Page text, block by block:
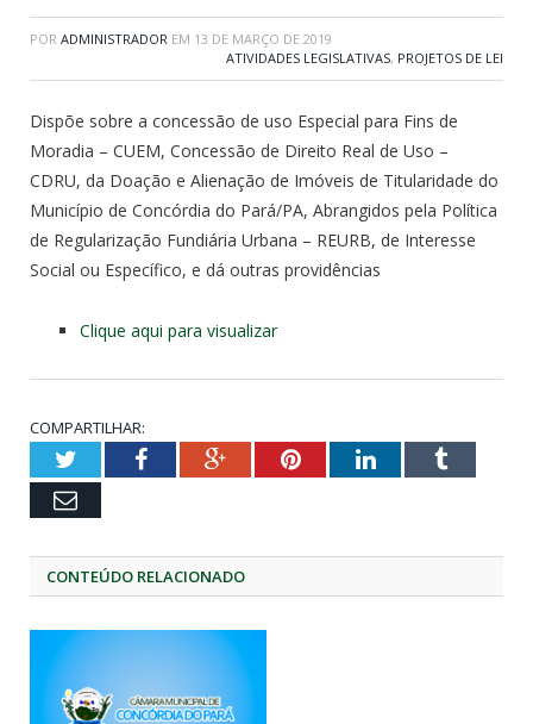
POR ADMINISTRADOR EM 13 DE MARÇO DE 2019
ATIVIDADES LEGISLATIVAS, PROJETOS DE LEI
Dispõe sobre a concessão de uso Especial para Fins de
Moradia – CUEM, Concessão de Direito Real de Uso –
CDRU, da Doação e Alienação de Imóveis de Titularidade do
Município de Concórdia do Pará/PA, Abrangidos pela Política
de Regularização Fundiária Urbana – REURB, de Interesse
Social ou Específico, e dá outras providências
Clique aqui para visualizar
COMPARTILHAR:
TwitterFacebookGoogle+PinterestLinkedInTumblr
Email
CONTEÚDO RELACIONADO